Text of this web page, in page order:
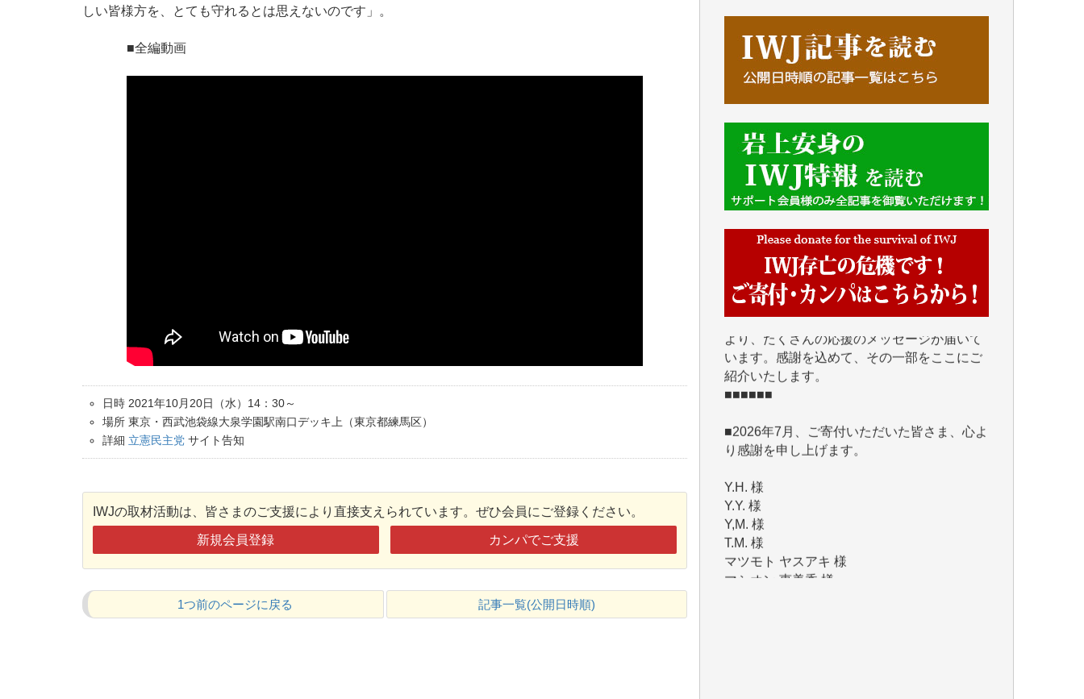
しい皆様方を、とても守れるとは思えないのです」。
■全編動画
日時 2021年10月20日（水）14：30～
場所 東京・西武池袋線大泉学園駅南口デッキ上（東京都練馬区）
詳細 立憲民主党 サイト告知
IWJの取材活動は、皆さまのご支援により直接支えられています。ぜひ会員にご登録ください。
新規会員登録 カンパでご支援
1つ前のページに戻る 記事一覧(公開日時順)
■■■■■■
IWJには、ご寄付・カンパをいただいた方々
より、たくさんの応援のメッセージが届いて
■■■■■■
■2026年7月、ご寄付いただいた皆さま、心よ
Y.H. 様
Y,M. 様
T.M. 様
マツモト ヤスアキ 様
マシオン 恵美香 様
岩井 祐子 様
吉村 隆子 様